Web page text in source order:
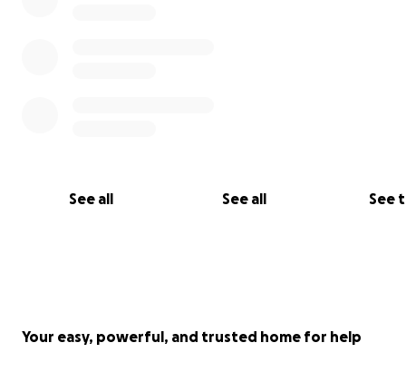
See all See all See
Your easy, powerful, and trusted home for help